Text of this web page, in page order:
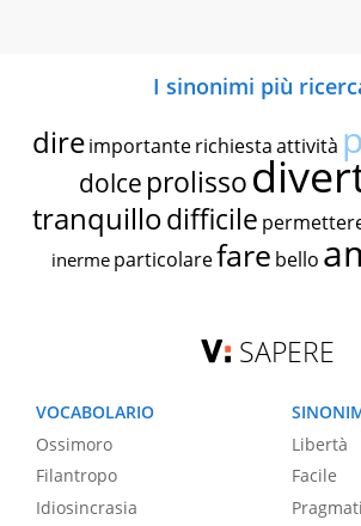
I sinonimi più
dire importante richiestaattività
dolce prolisso
tranquillodifficile
inerme particolarefare bello
SAPERE
VOCABOLARIO
Ossimoro
Filantropo
Idiosincrasia
Libertà
Facile